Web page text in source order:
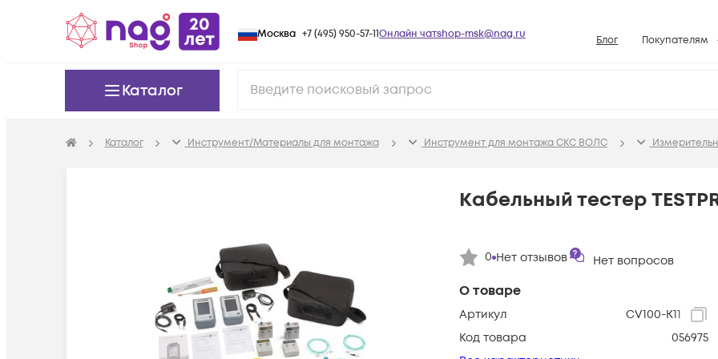
Москва +7 (495) 950-57-11Онлайн чатshop-msk@nag.ru Блог Покупателям
Условия
Возврат
База знаний
Каталог
Каталог Инструмент/Материалы для монтажа Инструмент для монтажа СКС ВОЛС
О товаре
Артикул
CV100-K11
Код товара
056975
Кабельный тестер
0 Нет отзывов Нет вопросов